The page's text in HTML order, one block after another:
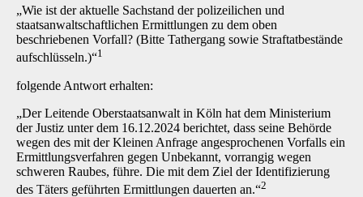
„Wie ist der aktuelle Sachstand der polizeilichen und
staatsanwaltschaftlichen Ermittlungen zu dem oben
beschriebenen Vorfall? (Bitte Tathergang sowie Straftatbestände
aufschlüsseln.)“1
folgende Antwort erhalten:
„Der Leitende Oberstaatsanwalt in Köln hat dem Ministerium
der Justiz unter dem 16.12.2024 berichtet, dass seine Behörde
wegen des mit der Kleinen Anfrage angesprochenen Vorfalls ein
Ermittlungsverfahren gegen Unbekannt, vorrangig wegen
schweren Raubes, führe. Die mit dem Ziel der Identifizierung
des Täters geführten Ermittlungen dauerten an.“2